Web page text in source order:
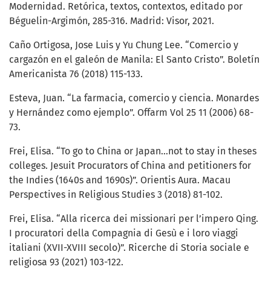
Modernidad. Retórica, textos, contextos, editado por
Béguelin-Argimón, 285-316. Madrid: Visor, 2021.
Caño Ortigosa, Jose Luis y Yu Chung Lee. “Comercio y
cargazón en el galeón de Manila: El Santo Cristo”. Boletín
Americanista 76 (2018) 115-133.
Esteva, Juan. “La farmacia, comercio y ciencia. Monardes
y Hernández como ejemplo”. Offarm Vol 25 11 (2006) 68-
73.
Frei, Elisa. “To go to China or Japan…not to stay in theses
colleges. Jesuit Procurators of China and petitioners for
the Indies (1640s and 1690s)”. Orientis Aura. Macau
Perspectives in Religious Studies 3 (2018) 81-102.
Frei, Elisa. “Alla ricerca dei missionari per l’impero Qing.
I procuratori della Compagnia di Gesù e i loro viaggi
italiani (XVII-XVIII secolo)”. Ricerche di Storia sociale e
religiosa 93 (2021) 103-122.